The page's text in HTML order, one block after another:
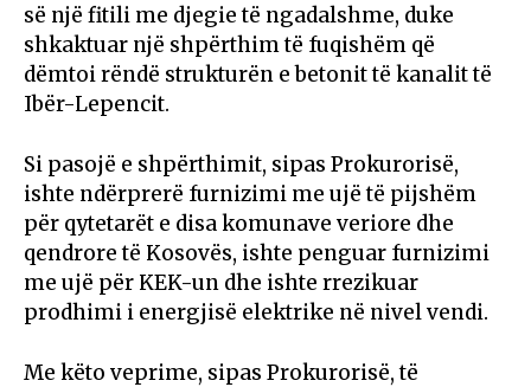
së një fitili me djegie të ngadalshme, duke
shkaktuar një shpërthim të fuqishëm që
dëmtoi rëndë strukturën e betonit të kanalit të
Ibër-Lepencit.
Si pasojë e shpërthimit, sipas Prokurorisë,
ishte ndërprerë furnizimi me ujë të pijshëm
për qytetarët e disa komunave veriore dhe
qendrore të Kosovës, ishte penguar furnizimi
me ujë për KEK-un dhe ishte rrezikuar
prodhimi i energjisë elektrike në nivel vendi.
Me këto veprime, sipas Prokurorisë, të